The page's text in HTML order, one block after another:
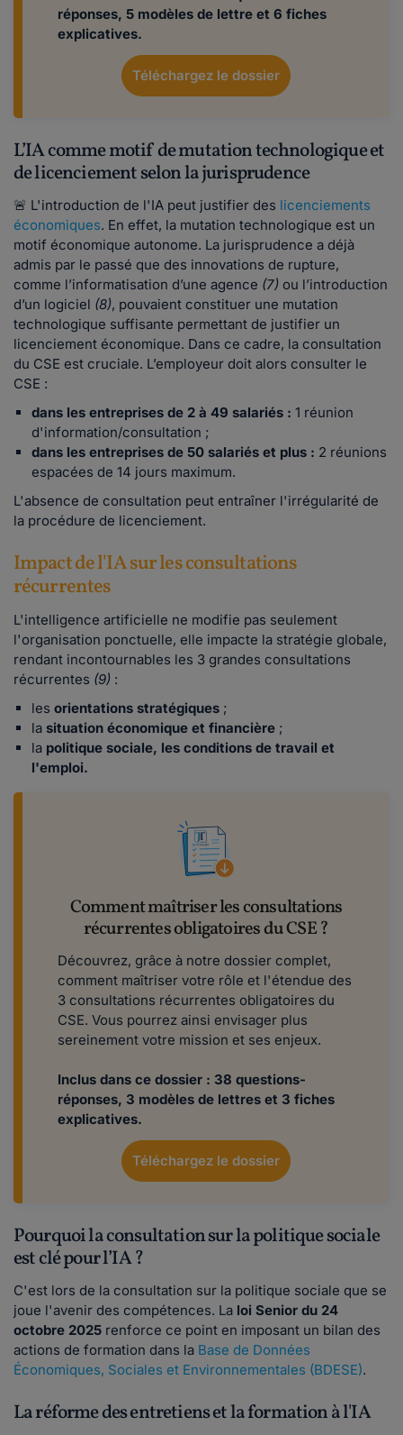
réponses, 5 modèles de lettre et 6 fiches
explicatives.
Téléchargez le dossier
L’IA comme motif de mutation technologique et
de licenciement selon la jurisprudence
🚨 L'introduction de l'IA peut justifier des licenciements
économiques. En effet, la mutation technologique est un
motif économique autonome. La jurisprudence a déjà
admis par le passé que des innovations de rupture,
comme l’informatisation d’une agence (7) ou l’introduction
d’un logiciel (8), pouvaient constituer une mutation
technologique suffisante permettant de justifier un
licenciement économique. Dans ce cadre, la consultation
du CSE est cruciale. L’employeur doit alors consulter le
CSE :
dans les entreprises de 2 à 49 salariés : 1 réunion
d'information/consultation ;
dans les entreprises de 50 salariés et plus : 2 réunions
espacées de 14 jours maximum.
L'absence de consultation peut entraîner l'irrégularité de
la procédure de licenciement.
Impact de l'IA sur les consultations
récurrentes
L'intelligence artificielle ne modifie pas seulement
l'organisation ponctuelle, elle impacte la stratégie globale,
rendant incontournables les 3 grandes consultations
récurrentes (9) :
les orientations stratégiques ;
la situation économique et financière ;
la politique sociale, les conditions de travail et
l'emploi.
Comment maîtriser les consultations
récurrentes obligatoires du CSE ?
Découvrez, grâce à notre dossier complet,
comment maîtriser votre rôle et l'étendue des
3 consultations récurrentes obligatoires du
CSE. Vous pourrez ainsi envisager plus
sereinement votre mission et ses enjeux.
Inclus dans ce dossier : 38 questions-
réponses, 3 modèles de lettres et 3 fiches
explicatives.
Téléchargez le dossier
Pourquoi la consultation sur la politique sociale
est clé pour l’IA ?
C'est lors de la consultation sur la politique sociale que se
joue l'avenir des compétences. La loi Senior du 24
octobre 2025 renforce ce point en imposant un bilan des
actions de formation dans la Base de Données
Économiques, Sociales et Environnementales (BDESE).
La réforme des entretiens et la formation à l'IA